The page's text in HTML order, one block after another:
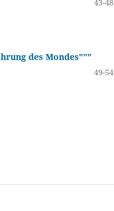
43-48
des Mondes"""
49-54